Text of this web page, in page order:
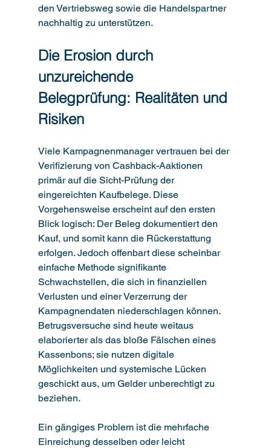
den Vertriebsweg sowie die Handelspartner
nachhaltig zu unterstützen.
Die Erosion durch
unzureichende
Belegprüfung: Realitäten und
Risiken
Viele Kampagnenmanager vertrauen bei der
Verifizierung von Cashback-Aaktionen
primär auf die Sicht-Prüfung der
eingereichten Kaufbelege. Diese
Vorgehensweise erscheint auf den ersten
Blick logisch: Der Beleg dokumentiert den
Kauf, und somit kann die Rückerstattung
erfolgen. Jedoch offenbart diese scheinbar
einfache Methode signifikante
Schwachstellen, die sich in finanziellen
Verlusten und einer Verzerrung der
Kampagnendaten niederschlagen können.
Betrugsversuche sind heute weitaus
elaborierter als das bloße Fälschen eines
Kassenbons; sie nutzen digitale
Möglichkeiten und systemische Lücken
geschickt aus, um Gelder unberechtigt zu
beziehen.
Ein gängiges Problem ist die mehrfache
Einreichung desselben oder leicht